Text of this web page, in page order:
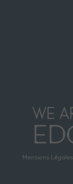
Mentions Légales